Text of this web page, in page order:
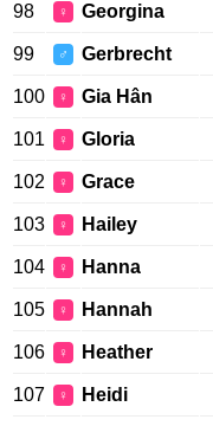
98 ♀ Georgina
99 ♂ Gerbrecht
100 ♀ Gia Hân
101 ♀ Gloria
102 ♀ Grace
103 ♀ Hailey
104 ♀ Hanna
105 ♀ Hannah
106 ♀ Heather
107 ♀ Heidi